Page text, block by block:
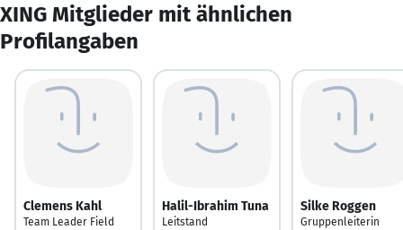
XING Mitglieder mit ähnlichen
Profilangaben
Clemens Kahl
Team Leader Field
Halil-Ibrahim Tuna
Leitstand
Silke Roggen
Gruppenleiterin